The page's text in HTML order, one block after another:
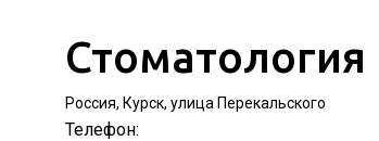
Стоматология
Россия, Курск, улица Перекальского
Телефон: